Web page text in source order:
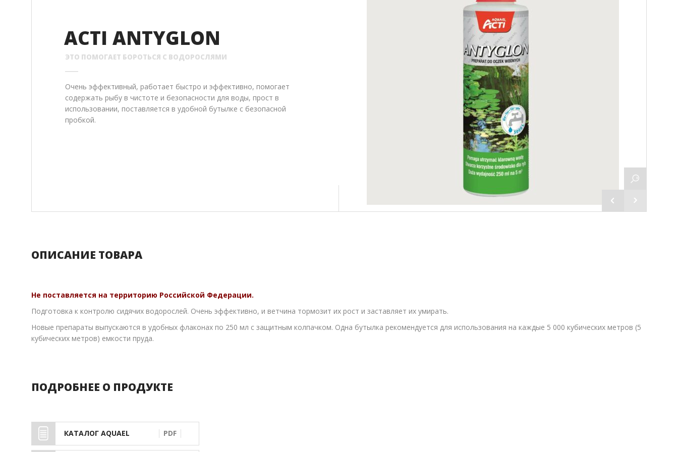
СВЕТИЛЬНИКИ ДЛЯ ПРУДА
НАГРЕВАТЕЛИ ДЛЯ ПРУДА
ACTI ANTYGLON
ЭТО ПОМОГАЕТ БОРОТЬСЯ С ВОДОРОСЛЯМИ
Очень эффективный, работает быстро и эффективно, помогает
содержать рыбу в чистоте и безопасности для воды, прост в
использовании, поставляется в удобной бутылке с безопасной
пробкой.
ОПИСАНИЕ ТОВАРА
Не поставляется на территорию Российской Федерации.
Подготовка к контролю сидячих водорослей. Очень эффективно, и ветчина тормозит их рост и заставляет их умирать.
Новые препараты выпускаются в удобных флаконах по 250 мл с защитным колпачком. Одна бутылка рекомендуется для использования на каждые 5 000 кубических метров (5
кубических метров) емкости пруда.
ПОДРОБНЕЕ О ПРОДУКТЕ
КАТАЛОГ AQUAEL PDF